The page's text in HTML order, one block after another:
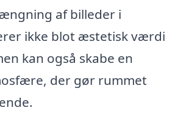
af billeder i
ikke blot æstetisk værdi
kan også skabe en
der gør rummet